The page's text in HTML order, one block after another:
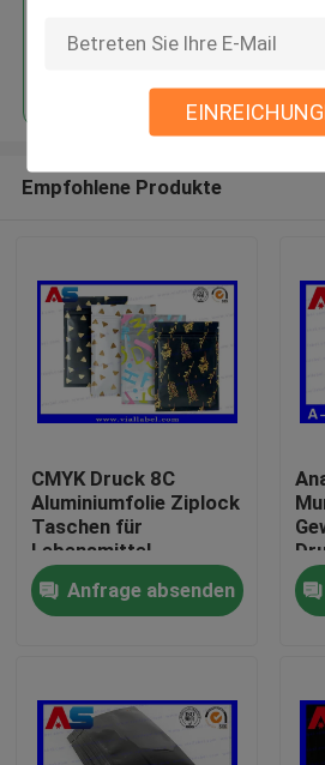
Haus
Über uns
Empfohlene Produkte
CMYK Druck 8C
Aluminiumfolie Ziplock
Taschen für
Lebensmittel
Aluminiumfolie
Papierbeutel
Anfrage absenden